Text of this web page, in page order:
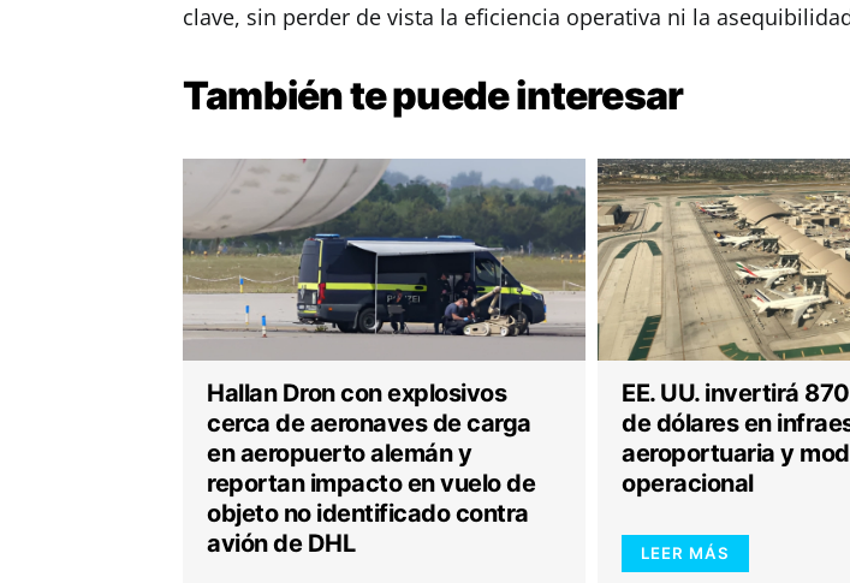
clave, sin perder de vista la eficiencia operativa ni la
También te puedeinteresar
Hallan Dron con explosivos
cerca de aeronaves de carga
en aeropuerto alemán y
reportan impacto en vuelo de
objeto no identificado contra
avión de DHL
EE. UU. invertirá
de dólares en
aeroportuaria y
operacional
LEER MÁS